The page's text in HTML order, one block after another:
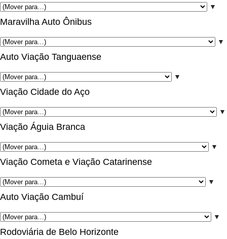
▼
Maravilha Auto Ônibus
▼
Auto Viação Tanguaense
▼
Viação Cidade do Aço
▼
Viação Águia Branca
▼
Viação Cometa e Viação Catarinense
▼
Auto Viação Cambuí
▼
Rodoviária de Belo Horizonte